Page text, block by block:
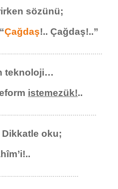
sözünü;
Çağdaş!.. Çağdaş!..”
teknoloji…
istemezük!..
oku;